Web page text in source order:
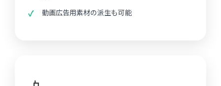
動画広告用素材の派生も可能